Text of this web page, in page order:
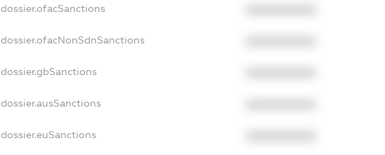
dossier.ofacSanctions
dossier.ofacNonSdnSanctions
dossier.gbSanctions
dossier.ausSanctions
dossier.euSanctions